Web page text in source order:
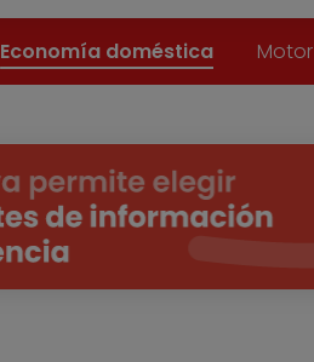
Economía doméstica Motor